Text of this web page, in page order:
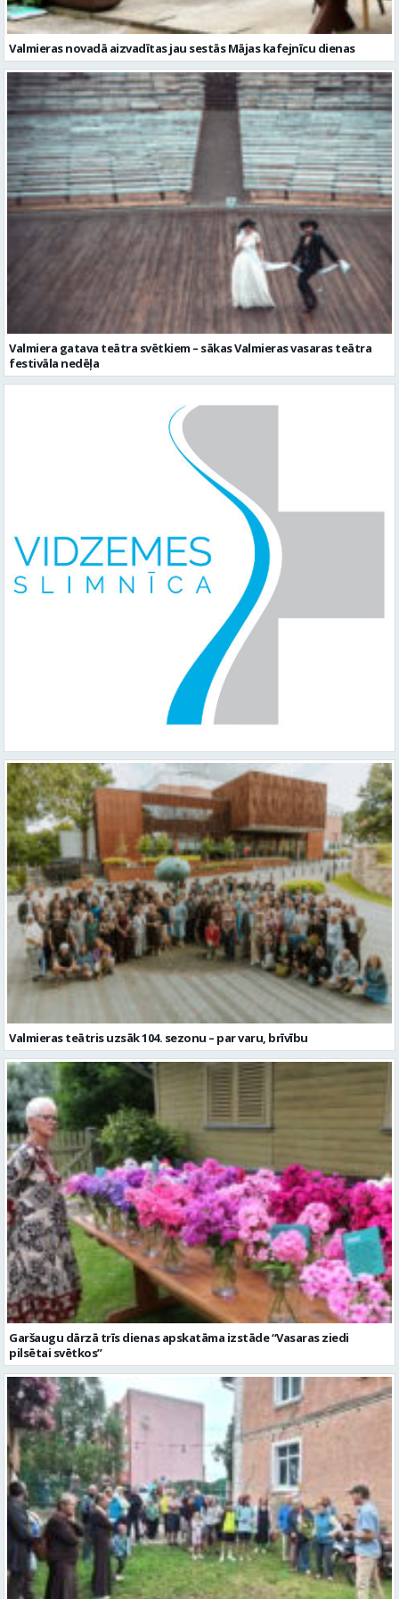
Valmiera gatava teātra svētkiem – sākas Valmieras vasaras teātra
festivāla nedēļa
Valmieras teātris uzsāk 104. sezonu – par varu, brīvību
Garšaugu dārzā trīs dienas apskatāma izstāde “Vasaras ziedi
pilsētai svētkos”
Valmieras dzimšanas diena sākas ar Krāču kakta svētkiem